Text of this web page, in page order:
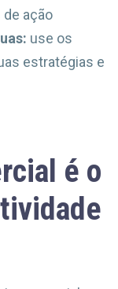
ação
use os
estratégias e
é o